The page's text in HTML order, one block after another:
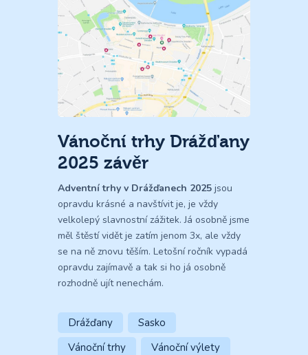
Vánoční trhy Drážďany
2025 závěr
Adventní trhy v Drážďanech 2025 jsou
opravdu krásné a navštívit je, je vždy
velkolepý slavnostní zážitek. Já osobně jsme
měl štěstí vidět je zatím jenom 3x, ale vždy
se na ně znovu těším. Letošní ročník vypadá
opravdu zajímavě a tak si ho já osobně
rozhodně ujít nenechám.
Drážďany
Sasko
Vánoční trhy
Vánoční výlety